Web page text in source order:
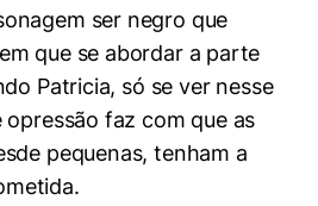
ser negro que
que se abordar a parte
Patricia, só se ver nesse
opressão faz com que as
pequenas, tenham a
de usuário